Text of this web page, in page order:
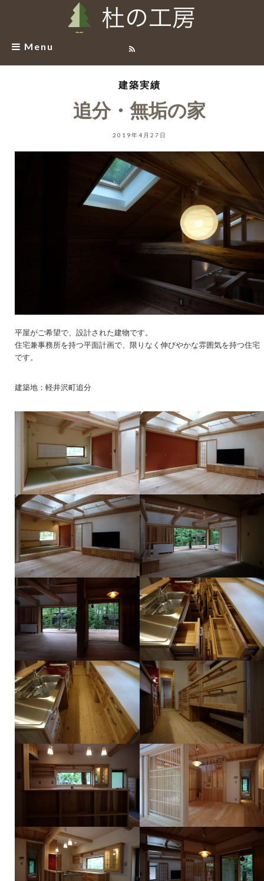
Menu
建築実績
追分・無垢の家
2019年4月27日
平屋がご希望で、設計された建物です。
住宅兼事務所を持つ平面計画で、限りなく伸びやかな雰囲気を持つ住宅
です。
建築地：軽井沢町追分